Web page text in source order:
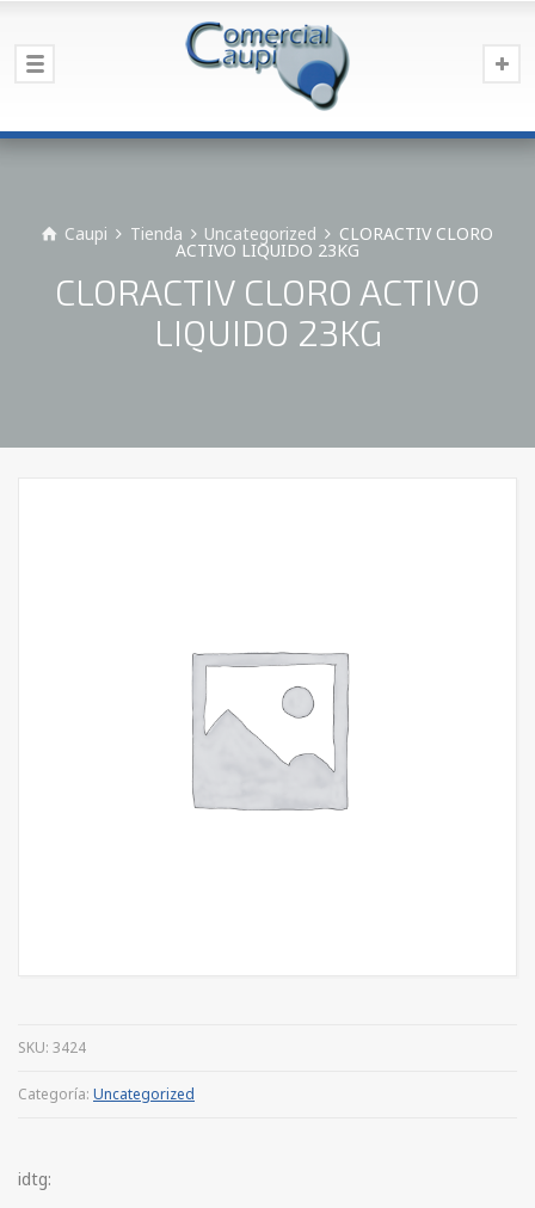
Caupi Tienda Uncategorized CLORACTIV CLORO
ACTIVO LIQUIDO 23KG
CLORACTIV CLORO ACTIVO
LIQUIDO 23KG
SKU: 3424
Categoría: Uncategorized
idtg: